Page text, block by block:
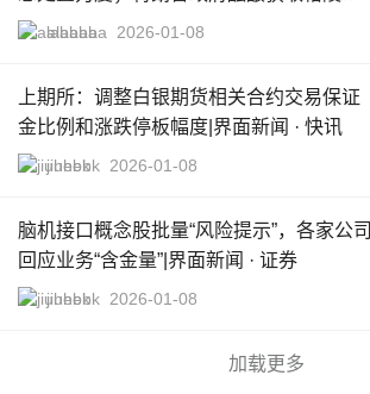
岛方案|界面新闻 · 中国
alababa 2026-01-08
上期所：调整白银期货相关合约交易保证
金比例和涨跌停板幅度|界面新闻 · 快讯
jiuhebk 2026-01-08
脑机接口概念股批量“风险提示”，各家公司
回应业务“含金量”|界面新闻 · 证券
jiuhebk 2026-01-08
加载更多